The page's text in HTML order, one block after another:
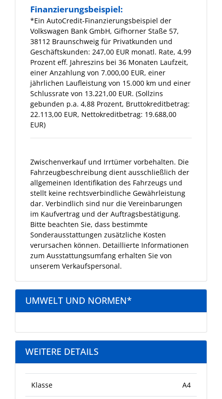
Finanzierungsbeispiel:
*Ein AutoCredit-Finanzierungsbeispiel der
Volkswagen Bank GmbH, Gifhorner Staße 57,
38112 Braunschweig für Privatkunden und
Geschäftskunden: 247,00 EUR monatl. Rate, 4,99
Prozent eff. Jahreszins bei 36 Monaten Laufzeit,
einer Anzahlung von 7.000,00 EUR, einer
jährlichen Laufleistung von 15.000 km und einer
Schlussrate von 13.221,00 EUR. (Sollzins
gebunden p.a. 4,88 Prozent, Bruttokreditbetrag:
22.113,00 EUR, Nettokreditbetrag: 19.688,00
EUR)
Zwischenverkauf und Irrtümer vorbehalten. Die
Fahrzeugbeschreibung dient ausschließlich der
allgemeinen Identifikation des Fahrzeugs und
stellt keine rechtsverbindliche Gewährleistung
dar. Verbindlich sind nur die Vereinbarungen
im Kaufvertrag und der Auftragsbestätigung.
Bitte beachten Sie, dass bestimmte
Sonderausstattungen zusätzliche Kosten
verursachen können. Detaillierte Informationen
zum Ausstattungsumfang erhalten Sie von
unserem Verkaufspersonal.
UMWELT UND NORMEN*
WEITERE DETAILS
Klasse A4